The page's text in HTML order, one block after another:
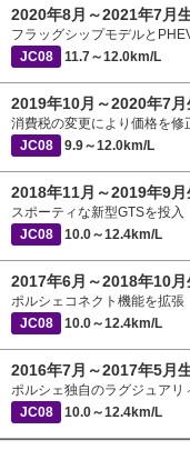
2020年8月～2021年7月
フラッグシップモデルと
JC08
11.7～12.0km/L
2019年10月～2020年7
消費税の変更により価格を修
JC08
9.9～12.0km/L
2018年11月～2019年9
スポーティな新型GTSを投入
JC08
10.0～12.4km/L
2017年6月～2018年10
ポルシェコネクト機能を拡張
JC08
10.0～12.4km/L
2016年7月～2017年5月
ポルシェ独自のラグジュアリ
JC08
10.0～12.4km/L